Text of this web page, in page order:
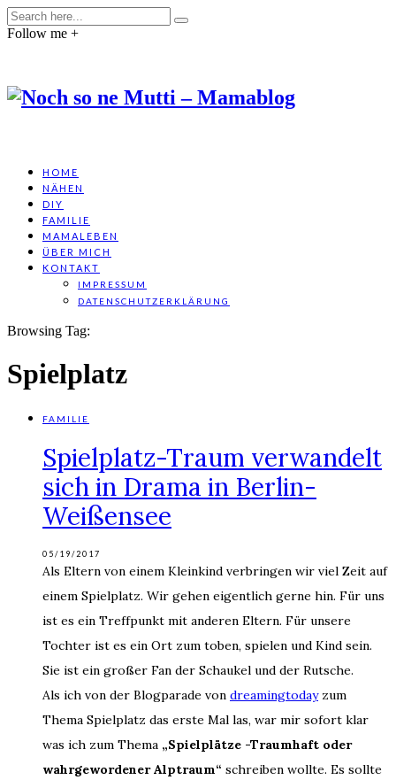
Follow me +
HOME
NÄHEN
DIY
FAMILIE
MAMALEBEN
ÜBER MICH
KONTAKT
IMPRESSUM
DATENSCHUTZERKLÄRUNG
Browsing Tag:
Spielplatz
FAMILIE
Spielplatz-Traum verwandelt
sich in Drama in Berlin-
Weißensee
05/19/2017
Als Eltern von einem Kleinkind verbringen wir viel Zeit auf
einem Spielplatz. Wir gehen eigentlich gerne hin. Für uns
ist es ein Treffpunkt mit anderen Eltern. Für unsere
Tochter ist es ein Ort zum toben, spielen und Kind sein.
Sie ist ein großer Fan der Schaukel und der Rutsche.
Als ich von der Blogparade von dreamingtodayzum
Thema Spielplatz das erste Mal las, war mir sofort klar
was ich zum Thema „Spielplätze -Traumhaft oder
wahrgewordener Alptraum“ schreiben wollte. Es sollte